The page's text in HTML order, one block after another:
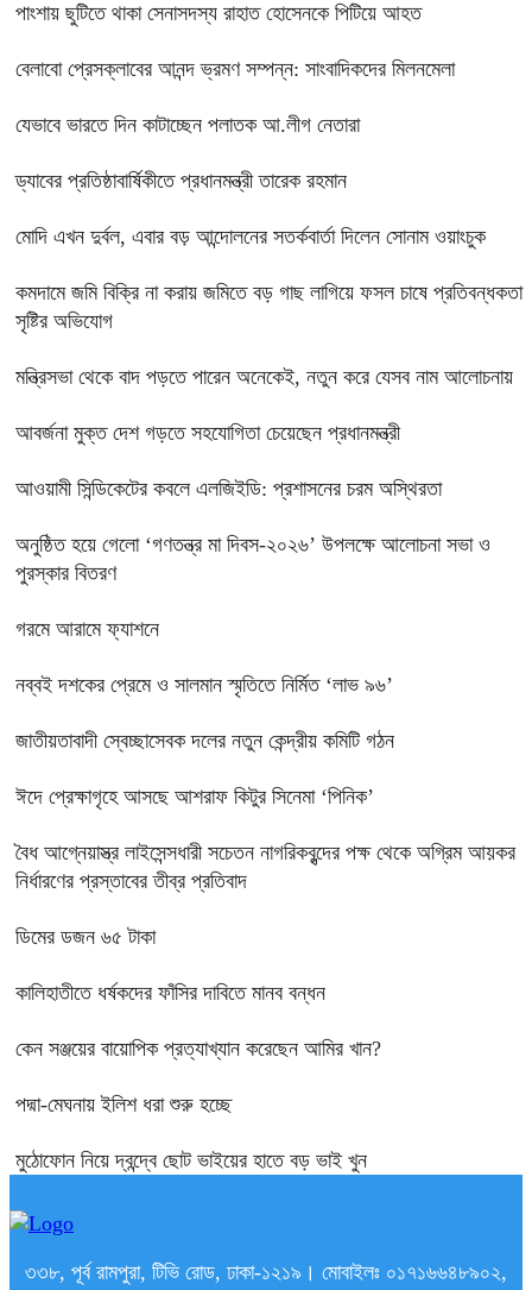
পাংশায় ছুটিতে থাকা সেনাসদস্য রাহাত হোসেনকে পিটিয়ে আহত
বেলাবো প্রেসক্লাবের আনন্দ ভ্রমণ সম্পন্ন: সাংবাদিকদের মিলনমেলা
যেভাবে ভারতে দিন কাটাচ্ছেন পলাতক আ.লীগ নেতারা
ড্যাবের প্রতিষ্ঠাবার্ষিকীতে প্রধানমন্ত্রী তারেক রহমান
মোদি এখন দুর্বল, এবার বড় আন্দোলনের সতর্কবার্তা দিলেন সোনাম ওয়াংচুক
কমদামে জমি বিক্রি না করায় জমিতে বড় গাছ লাগিয়ে ফসল চাষে প্রতিবন্ধকতা
সৃষ্টির অভিযোগ
মন্ত্রিসভা থেকে বাদ পড়তে পারেন অনেকেই, নতুন করে যেসব নাম আলোচনায়
আবর্জনা মুক্ত দেশ গড়তে সহযোগিতা চেয়েছেন প্রধানমন্ত্রী
‎আওয়ামী সিন্ডিকেটের কবলে এলজিইডি: প্রশাসনের চরম অস্থিরতা
অনুষ্ঠিত হয়ে গেলো ‘গণতন্ত্র মা দিবস-২০২৬’ উপলক্ষে আলোচনা সভা ও
পুরস্কার বিতরণ
গরমে আরামে ফ্যাশনে
নব্বই দশকের প্রেমে ও সালমান স্মৃতিতে নির্মিত ‘লাভ ৯৬’
জাতীয়তাবাদী স্বেচ্ছাসেবক দলের নতুন কেন্দ্রীয় কমিটি গঠন
ঈদে প্রেক্ষাগৃহে আসছে আশরাফ কিটুর সিনেমা ‘পিনিক’
বৈধ আগ্নেয়াস্ত্র লাইসেন্সধারী সচেতন নাগরিকবৃন্দের পক্ষ থেকে অগ্রিম আয়কর
নির্ধারণের প্রস্তাবের তীব্র প্রতিবাদ
ডিমের ডজন ৬৫ টাকা
কালিহাতীতে ধর্ষকদের ফাঁসির দাবিতে মানব বন্ধন
কেন সঞ্জয়ের বায়োপিক প্রত্যাখ্যান করেছেন আমির খান?
পদ্মা-মেঘনায় ইলিশ ধরা শুরু হচ্ছে
মুঠোফোন নিয়ে দ্বন্দ্বে ছোট ভাইয়ের হাতে বড় ভাই খুন
৩৩৮, পূর্ব রামপুরা, টিভি রোড, ঢাকা-১২১৯। মোবাইলঃ ০১৭১৬৬৪৮৯০২,